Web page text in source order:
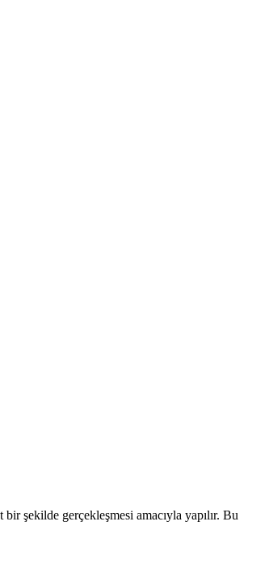
şekilde gerçekleşmesi amacıyla yapılır. Bu